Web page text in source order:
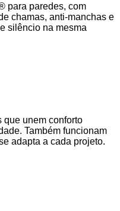
para paredes, com
chamas, anti-manchas e
silêncio na mesma
unem conforto
Também funcionam
adapta a cada projeto.